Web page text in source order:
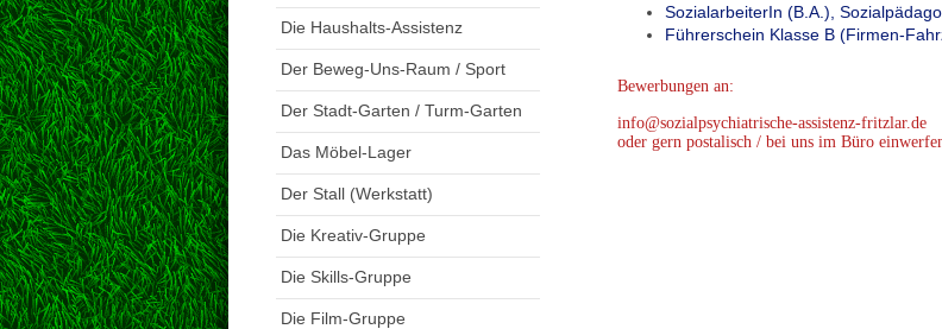
SozialarbeiterIn (B.A.),
Führerschein Klasse B (Firmen-
Bewerbungen an:
info@sozialpsychiatrische-assistenz-fritzlar.de
oder gern postalisch / bei uns im Büro
Die Haushalts-Assistenz
Der Beweg-Uns-Raum / Sport
Der Stadt-Garten / Turm-Garten
Das Möbel-Lager
Der Stall (Werkstatt)
Die Kreativ-Gruppe
Die Skills-Gruppe
Die Film-Gruppe